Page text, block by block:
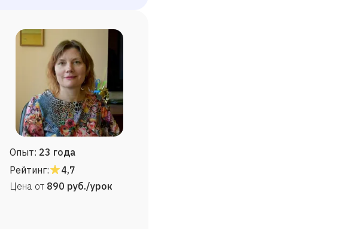
Опыт: 23 года
Рейтинг:
4,7
Цена от 890 руб./урок